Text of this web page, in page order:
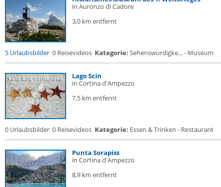
in Auronzo di Cadore
3,0 km entfernt
5 Urlaubsbilder 0 Reisevideos Kategorie: Sehenswürdigke... - Museum
Lago Scin
in Cortina d'Ampezzo
7,5 km entfernt
0 Urlaubsbilder 0 Reisevideos Kategorie: Essen & Trinken - Restaurant
Punta Sorapiss
in Cortina d'Ampezzo
8,9 km entfernt